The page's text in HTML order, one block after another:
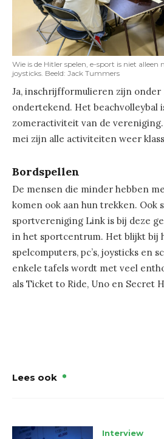
Wie is de Hitler spelen, e-sport is niet alleen
joysticks. Beeld: Jack Tummers
Ja, inschrijfformulieren zijn onder
ondertekend. Het beachvolleybal
zomeractiviteit van de
mei zijn alle activiteiten weer
Bordspellen
De mensen die minder hebben
komen ook aan hun trekken. Ook
sportvereniging Link is bij deze
in het sportcentrum. Het blijkt bij
spelcomputers, pc’s, joysticks en
enkele tafels wordt met veel
als Ticket to Ride, Uno en Secret
Lees ook
Interview